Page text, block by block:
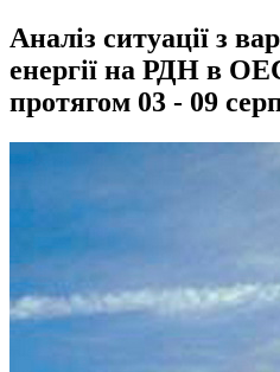
Аналіз ситуації з
енергії на РДН в
протягом 03 - 09